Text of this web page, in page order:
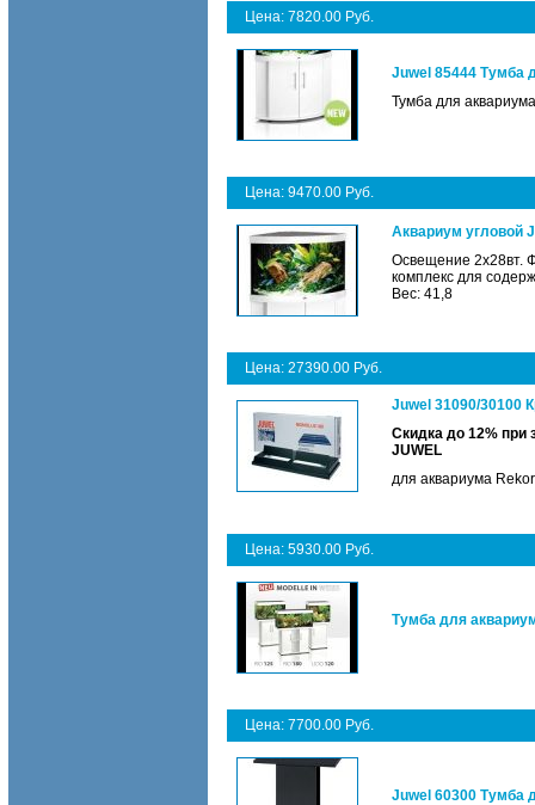
Цена: 7820.00 Руб.
Juwel 85444 Тумба
Тумба для
Цена: 9470.00 Руб.
Аквариум угловой
Освещение 2х28вт.
комплекс для
Вес: 41,8
Цена: 27390.00 Руб.
Juwel 31090/30100
Скидка до 12% при
JUWEL
для аквариума
Цена: 5930.00 Руб.
Тумба для
Цена: 7700.00 Руб.
Juwel 60300 Тумба